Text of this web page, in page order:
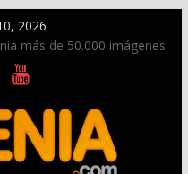
2026
más de 50.000 imágenes
y eclosionan otras no
accidente en la N-332
sangre en Cruz Roja